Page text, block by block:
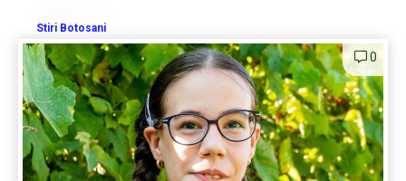
Stiri Botosani
0